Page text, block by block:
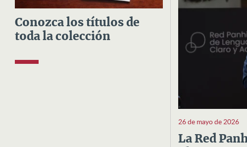
Conozca los títulos de
toda la colección
26 de mayo de 2026
La Red